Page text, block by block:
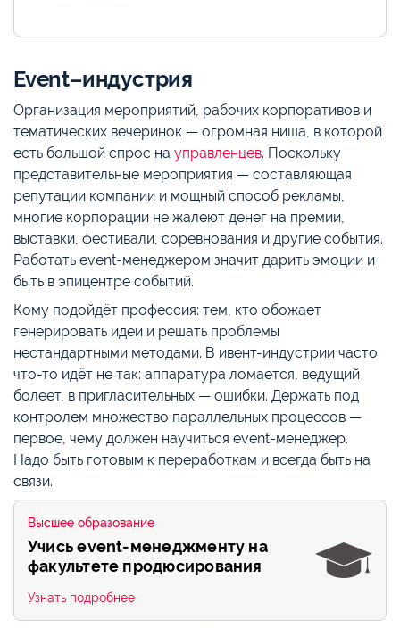
Event–индустрия
Организация мероприятий, рабочих корпоративов и
тематических вечеринок — огромная ниша, в которой
есть большой спрос на управленцев. Поскольку
представительные мероприятия — составляющая
репутации компании и мощный способ рекламы,
многие корпорации не жалеют денег на премии,
выставки, фестивали, соревнования и другие события.
Работать event-менеджером значит дарить эмоции и
быть в эпицентре событий.
Кому подойдёт профессия: тем, кто обожает
генерировать идеи и решать проблемы
нестандартными методами. В ивент-индустрии часто
что-то идёт не так: аппаратура ломается, ведущий
болеет, в пригласительных — ошибки. Держать под
контролем множество параллельных процессов —
первое, чему должен научиться event-менеджер.
Надо быть готовым к переработкам и всегда быть на
связи.
Высшее образование
Учись event-менеджменту на
факультете продюсирования
Узнать подробнее